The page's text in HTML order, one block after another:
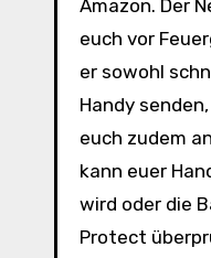
Amazon. Der
euch vor
er sowohl
Handy
euch zudem
kann euer
wird oder die
Protect